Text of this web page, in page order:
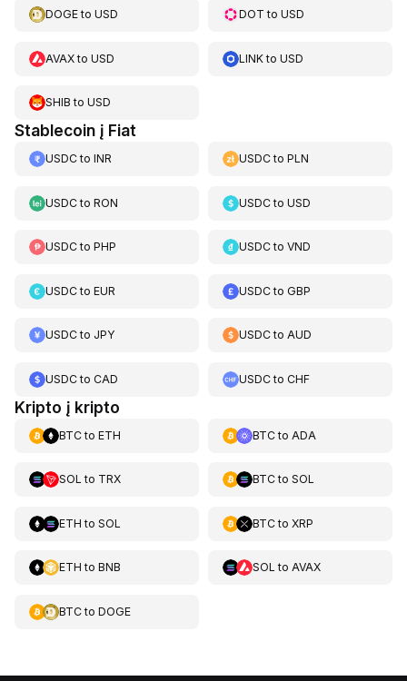
DOGEto USD DOT toUSD
AVAXto USD LINKtoUSD
SHIB to USD
Stablecoin į Fiat
USDCto INR USDCtoPLN
USDCto RON USDCtoUSD
USDCto PHP USDCtoVND
USDCto EUR USDCtoGBP
USDCto JPY USDCtoAUD
USDCto CAD USDCtoCHF
Kripto į kripto
BTCto ETH BTCto ADA
SOL to TRX BTCto SOL
ETH to SOL BTCto XRP
ETH to BNB SOL to AVAX
BTCto DOGE